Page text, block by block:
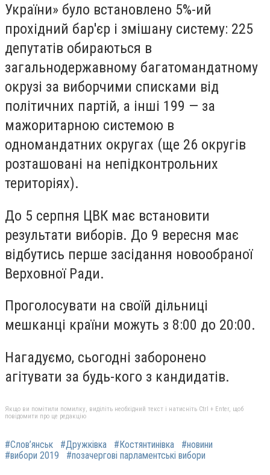
України» було встановлено 5%-ий
прохідний бар'єр і змішану систему: 225
депутатів обираються в
загальнодержавному багатомандатному
окрузі за виборчими списками від
політичних партій, а інші 199 — за
мажоритарною системою в
одномандатних округах (ще 26 округів
розташовані на непідконтрольних
територіях).
До 5 серпня ЦВК має встановити
результати виборів. До 9 вересня має
відбутись перше засідання новообраної
Верховної Ради.
Проголосувати на своїй дільниці
мешканці країни можуть з 8:00 до 20:00.
Нагадуємо, сьогодні заборонено
агітувати за будь-кого з кандидатів.
Якщо ви помітили помилку, виділіть необхідний текст і натисніть Ctrl + Enter, щоб
повідомити про це редакцію
#Слов’янськ #Дружківка #Костянтинівка
#новини
#вибори 2019
#позачергові парламентські вибори